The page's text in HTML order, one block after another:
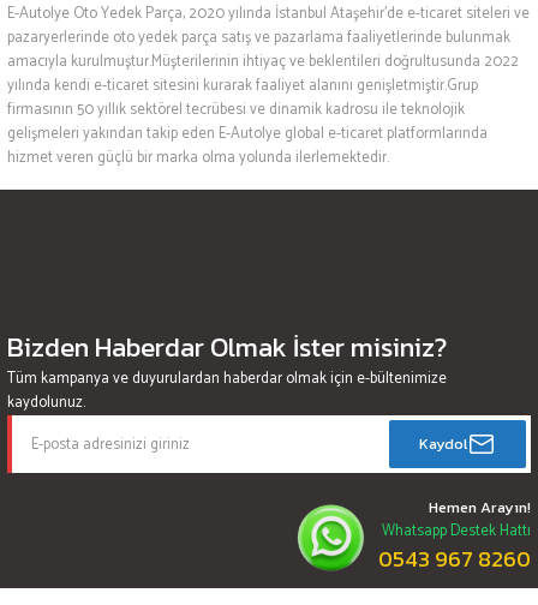
E-Autolye Oto Yedek Parça, 2020 yılında İstanbul Ataşehir’de e-ticaret siteleri ve
pazaryerlerinde oto yedek parça satış ve pazarlama faaliyetlerinde bulunmak
amacıyla kurulmuştur.Müşterilerinin ihtiyaç ve beklentileri doğrultusunda 2022
yılında kendi e-ticaret sitesini kurarak faaliyet alanını genişletmiştir.Grup
firmasının 50 yıllık sektörel tecrübesi ve dinamik kadrosu ile teknolojik
gelişmeleri yakından takip eden E-Autolye global e-ticaret platformlarında
hizmet veren güçlü bir marka olma yolunda ilerlemektedir.
Bizden Haberdar Olmak İster misiniz?
Tüm kampanya ve duyurulardan haberdar olmak için e-bültenimize
kaydolunuz.
Kaydol
Hemen Arayın!
Whatsapp Destek Hattı
0543 967 8260